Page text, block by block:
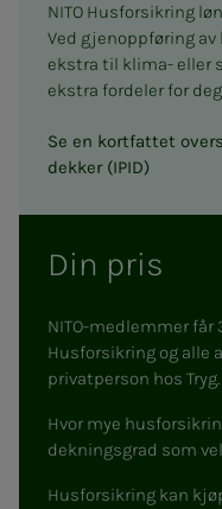
NITO Husforsikring
Ved gjenoppføring
ekstra til klima- eller
ekstra fordeler for
Se en kortfattet
dekker (IPID)
Din pris
NITO-medlemmer får
Husforsikring og alle
privatperson hos Tryg.
Hvor mye
dekningsgrad som
Husforsikring kan